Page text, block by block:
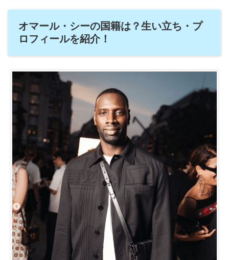
オマール・シーの国籍は？生い立ち・プ
ロフィールを紹介！